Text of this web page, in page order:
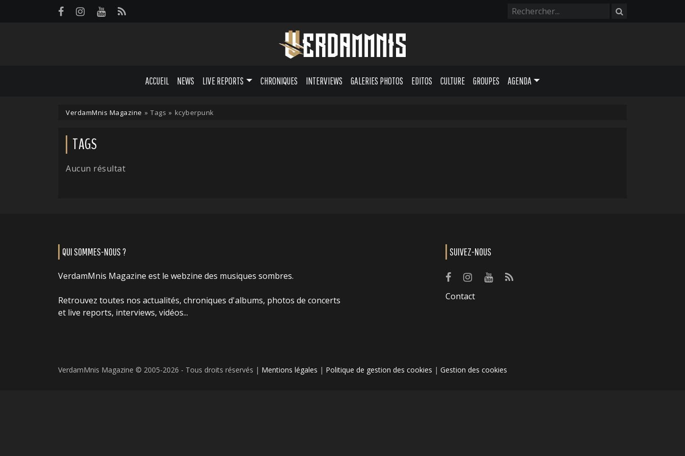
ACCUEIL NEWS LIVE REPORTS CHRONIQUES INTERVIEWS GALERIES PHOTOS EDITOS CULTURE GROUPES AGENDA
VerdamMnis Magazine » Tags » kcyberpunk
TAGS
Aucun résultat
QUI SOMMES-NOUS ?
VerdamMnis Magazine est le webzine des musiques sombres.
Retrouvez toutes nos actualités, chroniques d'albums, photos de concerts
et live reports, interviews, vidéos...
SUIVEZ-NOUS
Contact
VerdamMnis Magazine © 2005-2026 - Tous droits réservés | Mentions légales | Politique de gestion des cookies | Gestion des cookies
Panneau de gestion des cookies